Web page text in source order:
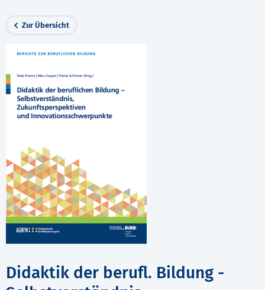
Zur Übersicht
Didaktik der berufl. Bildung -